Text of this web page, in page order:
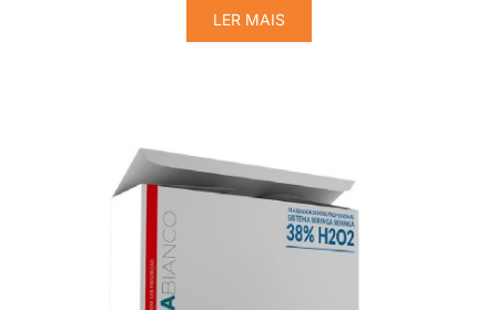
LER MAIS